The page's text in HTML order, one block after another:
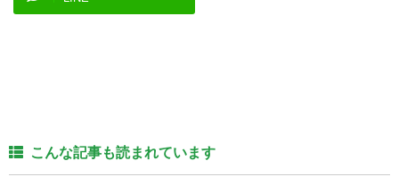
こんな記事も読まれています